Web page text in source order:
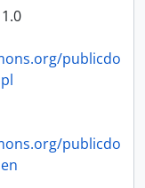
publicdo
publicdo